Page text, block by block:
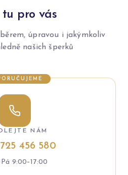
tu pro vás
úpravou i jakýmkoliv
našich šperků
NÁM
456 580
9:00–17:00